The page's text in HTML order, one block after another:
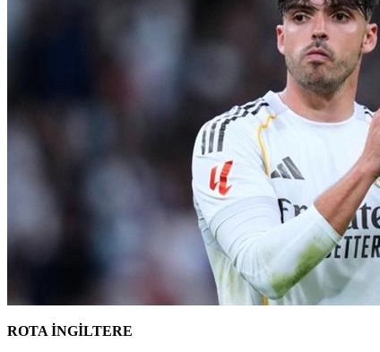
ROTA İNGİLTERE